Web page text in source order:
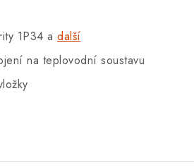
1P34 a další
na teplovodní soustavu